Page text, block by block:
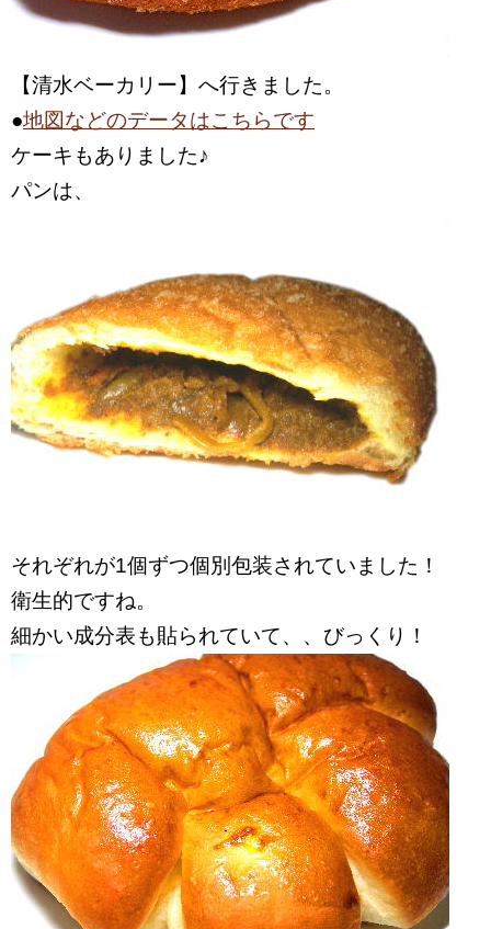
【清水ベーカリー】へ行きました。
●地図などのデータはこちらです
ケーキもありました♪
パンは、
それぞれが1個ずつ個別包装されていました！
衛生的ですね。
細かい成分表も貼られていて、、びっくり！